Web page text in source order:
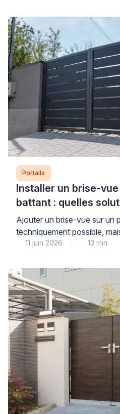
décision conditionne
durabilité et la sécurité de
terme. Pour faire le bon
Portails
Installer un brise-
battant : quelles
aggraver
Ajouter un brise-vue sur un
techniquement possible,
un diagnostic préalable
structure déjà sollicitée. La
supplémentaire constituent
aggravants principaux,
gonds fatigués ou des
11 juin 2026 13 min